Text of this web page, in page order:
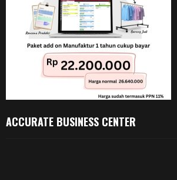
ACCURATE BUSINESS CENTER